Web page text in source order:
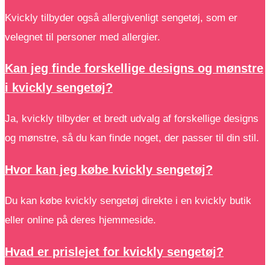
Kvickly tilbyder også allergivenligt sengetøj, som er
velegnet til personer med allergier.
Kan jeg finde forskellige designs og mønstre
i kvickly sengetøj?
Ja, kvickly tilbyder et bredt udvalg af forskellige designs
og mønstre, så du kan finde noget, der passer til din stil.
Hvor kan jeg købe kvickly sengetøj?
Du kan købe kvickly sengetøj direkte i en kvickly butik
eller online på deres hjemmeside.
Hvad er prislejet for kvickly sengetøj?